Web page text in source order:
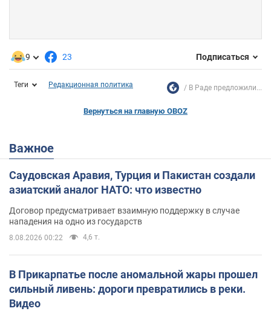
9 23 Подписаться
Теги Редакционная политика В Раде предложили...
Вернуться на главную OBOZ
Важное
Саудовская Аравия, Турция и Пакистан создали
азиатский аналог НАТО: что известно
Договор предусматривает взаимную поддержку в случае
нападения на одно из государств
8.08.2026 00:22 4,6 т.
В Прикарпатье после аномальной жары прошел
сильный ливень: дороги превратились в реки.
Видео